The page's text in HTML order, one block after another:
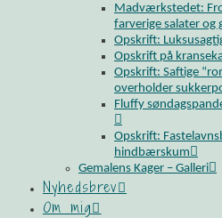
Madværkstedet:
farverige salater og
Opskrift:
Opskrift på
Opskrift: Saftige
overholder
Fluffy
Opskrift:
hindbærskum
Gemalens Kager – Galleri
Nyhedsbrev
Om mig